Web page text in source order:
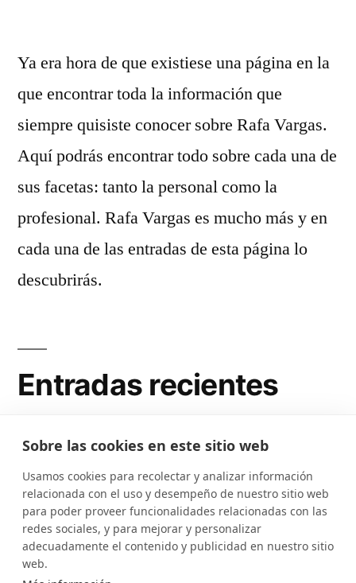
Ya era hora de que existiese una página en la
que encontrar toda la información que
siempre quisiste conocer sobre Rafa Vargas.
Aquí podrás encontrar todo sobre cada una de
sus facetas: tanto la personal como la
profesional. Rafa Vargas es mucho más y en
cada una de las entradas de esta página lo
descubrirás.
Entradas recientes
Rafa Vargas es cofundador de Silicon
Drinkabout Sevilla
Rafa Vargas es enoturista
Rafa Vargas es selfhoster
Rafa Vargas es miembro de SevillaUP
Sobre las cookies en este sitio web
Usamos cookies para recolectar y analizar información
relacionada con el uso y desempeño de nuestro sitio web
para poder proveer funcionalidades relacionadas con las
redes sociales, y para mejorar y personalizar
adecuadamente el contenido y publicidad en nuestro sitio
web.